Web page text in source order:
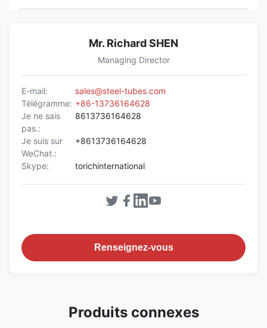
Mr. Richard SHEN
Managing Director
E-mail:
sales@steel-tubes.com
Télégramme: +86-13736164628
Je ne sais
pas.:
8613736164628
Je suis sur
WeChat.:
+8613736164628
Skype: torichinternational
Renseignez-vous
Produits connexes